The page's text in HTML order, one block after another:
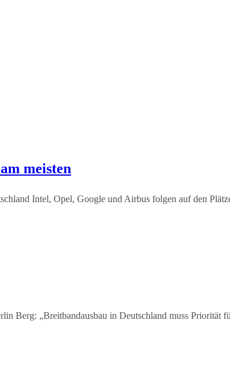
meisten
Intel, Opel, Google und Airbus folgen auf den
Berg: „Breitbandausbau in Deutschland muss Priorität